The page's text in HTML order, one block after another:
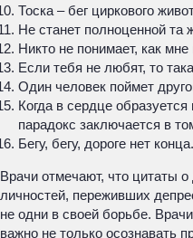
Тоска – бег циркового
Не станет полноценной
Никто не понимает, как
Если тебя не любят, то
Один человек поймет
Когда в сердце
парадокс заключается в
Бегу, бегу, дороге нет
Врачи отмечают, что цитаты
личностей, переживших
не одни в своей борьбе.
важно не только осознавать